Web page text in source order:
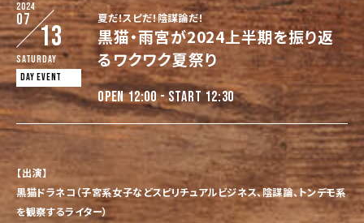
2024
07
13
Saturday
DAY EVENT
夏だ！スピだ！陰謀論だ！
黒猫・雨宮が2024上半期を振り返
るワクワク夏祭り
OPEN 12:00 - START 12:30
【出演】
黒猫ドラネコ（子宮系女子などスピリチュアルビジネス、陰謀論、トンデモ系
を観察するライター）